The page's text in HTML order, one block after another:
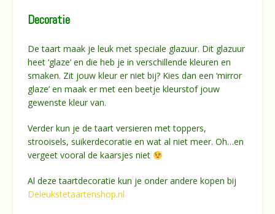
Decoratie
De taart maak je leuk met speciale glazuur. Dit glazuur
heet ‘glaze’ en die heb je in verschillende kleuren en
smaken. Zit jouw kleur er niet bij? Kies dan een ‘mirror
glaze’ en maak er met een beetje kleurstof jouw
gewenste kleur van.
Verder kun je de taart versieren met toppers,
strooisels, suikerdecoratie en wat al niet meer. Oh…en
vergeet vooral de kaarsjes niet
Al deze taartdecoratie kun je onder andere kopen bij
Deleukstetaartenshop.nl